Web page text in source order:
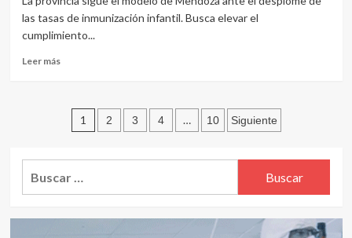
durante
el
tratamiento
las tasas de inmunización infantil. Busca elevar el
cumplimiento...
Leer másLeer
endurece
sanciones
falta
de
vacunación:
Paginación
entradas
1 2 3 4 … 10 Siguiente